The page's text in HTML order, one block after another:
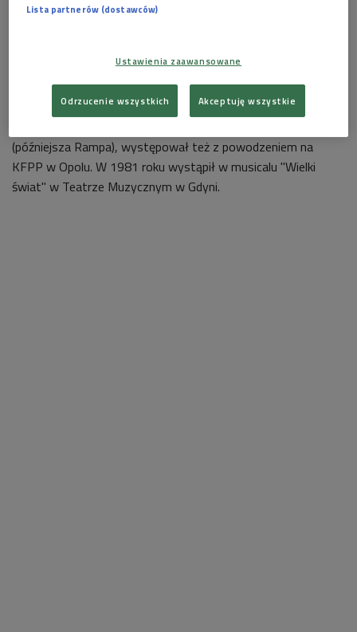
Niemen, Opole, musical
liceum leśnego, a na początku lat 70. założył grupę C-4011.
Zaczynał od repertuaru Czesława Niemena, by z czasem
zacząć nagrywać także własne piosenki. W latach 1979-1981
(późniejsza Rampa), występował też z powodzeniem na
KFPP w Opolu. W 1981 roku wystąpił w musicalu "Wielki
świat" w Teatrze Muzycznym w Gdyni.
Lista partnerów (dostawców)
Ustawienia zaawansowane
Odrzucenie wszystkich Akceptuję wszystkie